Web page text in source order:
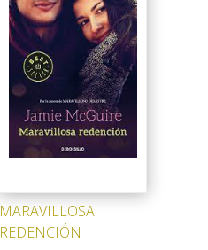
MARAVILLOSA
REDENCIÓN